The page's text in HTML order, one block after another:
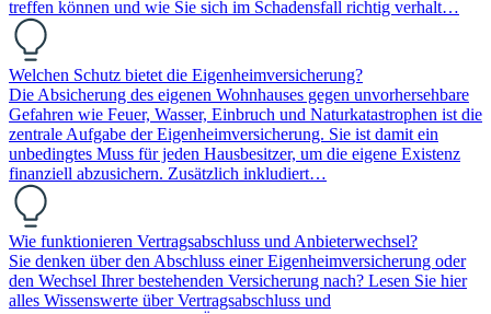
treffen können und wie Sie sich im Schadensfall richtig verhalt…
Welchen Schutz bietet die Eigenheimversicherung?
Die Absicherung des eigenen Wohnhauses gegen unvorhersehbare
Gefahren wie Feuer, Wasser, Einbruch und Naturkatastrophen ist die
zentrale Aufgabe der Eigenheimversicherung. Sie ist damit ein
unbedingtes Muss für jeden Hausbesitzer, um die eigene Existenz
finanziell abzusichern. Zusätzlich inkludiert…
Wie funktionieren Vertragsabschluss und Anbieterwechsel?
Sie denken über den Abschluss einer Eigenheimversicherung oder
den Wechsel Ihrer bestehenden Versicherung nach? Lesen Sie hier
alles Wissenswerte über Vertragsabschluss und